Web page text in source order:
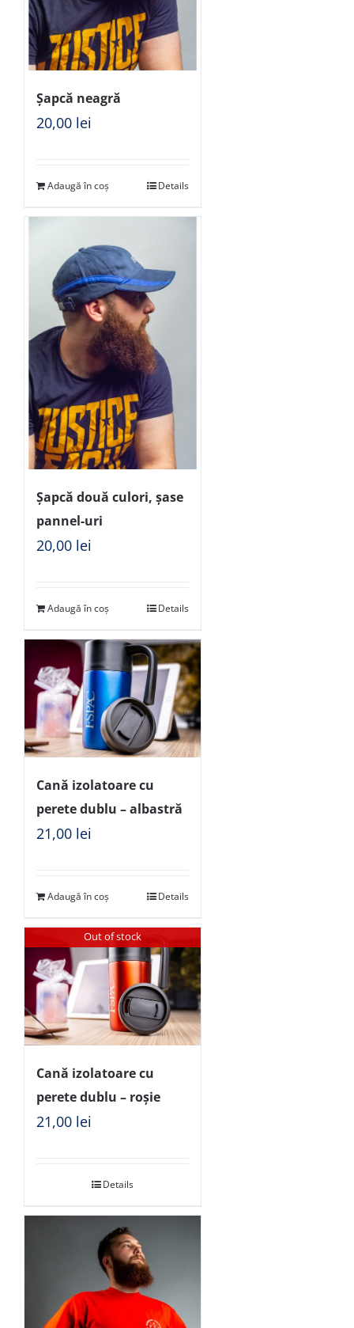
Șapcă neagră
20,00 lei
Adaugă în coș Details
Șapcă două culori, șase
pannel-uri
20,00 lei
Adaugă în coș Details
Cană izolatoare cu
perete dublu – albastră
21,00 lei
Adaugă în coș Details
Out of stock
Cană izolatoare cu
perete dublu – roșie
21,00 lei
Details